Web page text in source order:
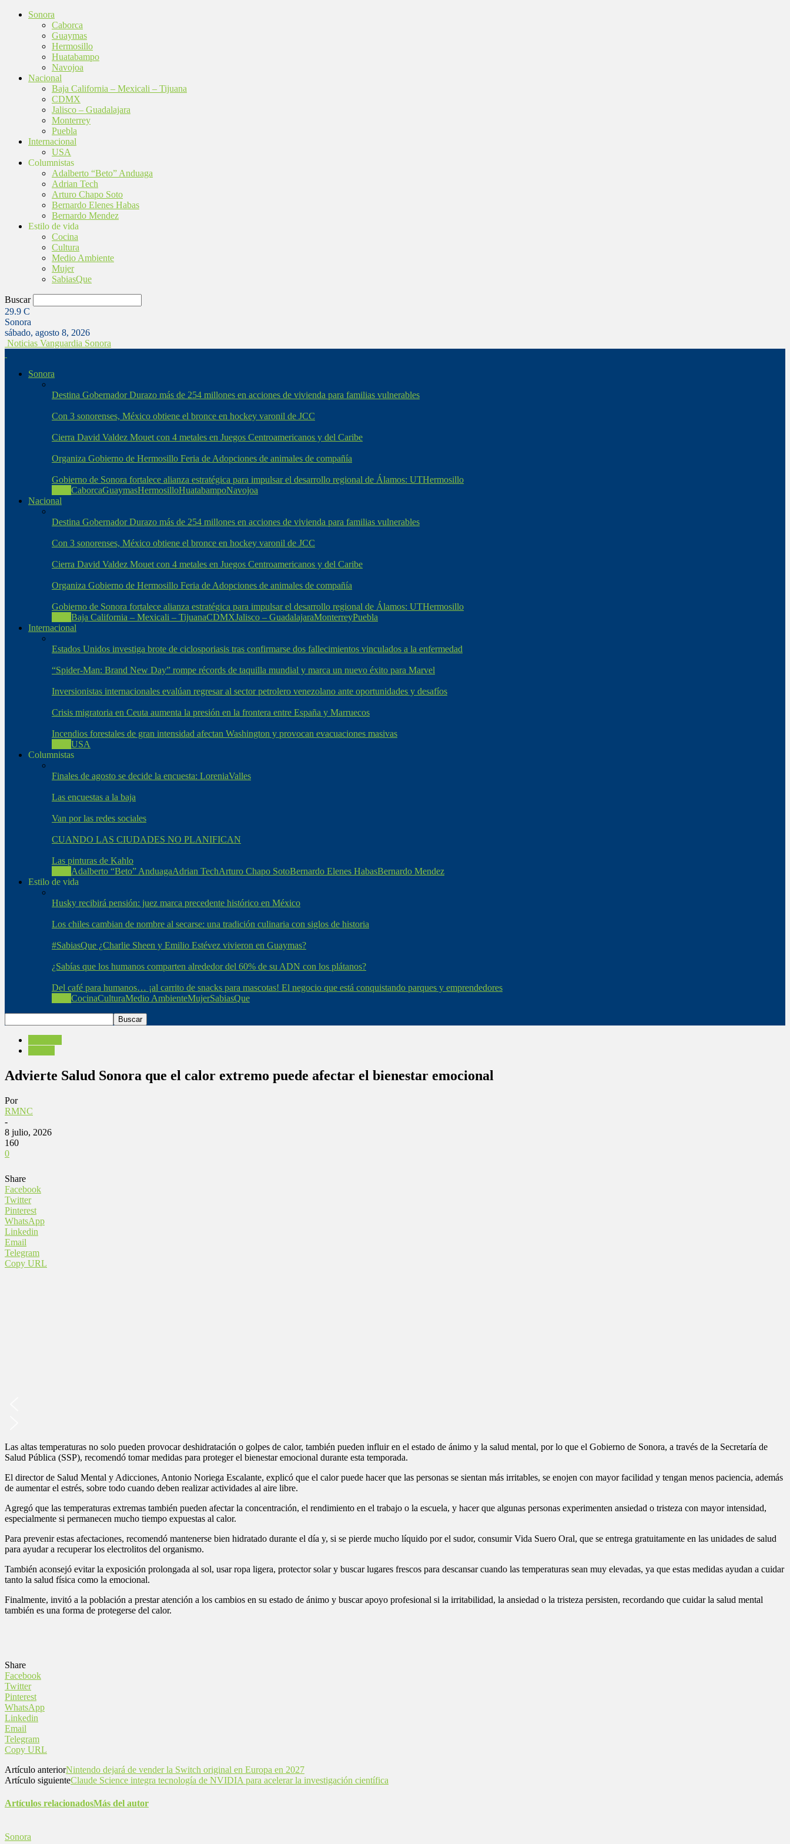
Sonora
Caborca
Guaymas
Hermosillo
Huatabampo
Navojoa
Nacional
Baja California – Mexicali – Tijuana
CDMX
Jalisco – Guadalajara
Monterrey
Puebla
Internacional
USA
Columnistas
Adalberto “Beto” Anduaga
Adrian Tech
Arturo Chapo Soto
Bernardo Elenes Habas
Bernardo Mendez
Estilo de vida
Cocina
Cultura
Medio Ambiente
Mujer
SabiasQue
Buscar
29.9 C
Sonora
sábado, agosto 8, 2026
Noticias Vanguardia Sonora
Sonora
Destina Gobernador Durazo más de 254 millones en acciones de vivienda para familias vulnerables
Con 3 sonorenses, México obtiene el bronce en hockey varonil de JCC
Cierra David Valdez Mouet con 4 metales en Juegos Centroamericanos y del Caribe
Organiza Gobierno de Hermosillo Feria de Adopciones de animales de compañía
Gobierno de Sonora fortalece alianza estratégica para impulsar el desarrollo regional de Álamos: UTHermosillo
CaborcaGuaymasHermosilloHuatabampoNavojoa
Nacional
Destina Gobernador Durazo más de 254 millones en acciones de vivienda para familias vulnerables
Con 3 sonorenses, México obtiene el bronce en hockey varonil de JCC
Cierra David Valdez Mouet con 4 metales en Juegos Centroamericanos y del Caribe
Organiza Gobierno de Hermosillo Feria de Adopciones de animales de compañía
Gobierno de Sonora fortalece alianza estratégica para impulsar el desarrollo regional de Álamos: UTHermosillo
Baja California – Mexicali – TijuanaCDMXJalisco – GuadalajaraMonterreyPuebla
Internacional
Estados Unidos investiga brote de ciclosporiasis tras confirmarse dos fallecimientos vinculados a la enfermedad
“Spider-Man: Brand New Day” rompe récords de taquilla mundial y marca un nuevo éxito para Marvel
Inversionistas internacionales evalúan regresar al sector petrolero venezolano ante oportunidades y desafíos
Crisis migratoria en Ceuta aumenta la presión en la frontera entre España y Marruecos
Incendios forestales de gran intensidad afectan Washington y provocan evacuaciones masivas
USA
Columnistas
Finales de agosto se decide la encuesta: LoreniaValles
Las encuestas a la baja
Van por las redes sociales
CUANDO LAS CIUDADES NO PLANIFICAN
Las pinturas de Kahlo
Adalberto “Beto” AnduagaAdrian TechArturo Chapo SotoBernardo Elenes HabasBernardo Mendez
Estilo de vida
Husky recibirá pensión: juez marca precedente histórico en México
Los chiles cambian de nombre al secarse: una tradición culinaria con siglos de historia
#SabiasQue ¿Charlie Sheen y Emilio Estévez vivieron en Guaymas?
¿Sabías que los humanos comparten alrededor del 60% de su ADN con los plátanos?
Del café para humanos… ¡al carrito de snacks para mascotas! El negocio que está conquistando parques y emprendedores
CocinaCulturaMedio AmbienteMujerSabiasQue
Advierte Salud Sonora que el calor extremo puede afectar el bienestar emocional
Por
RMNC
-
8 julio, 2026
160
0
Share
Facebook
Twitter
Pinterest
WhatsApp
Linkedin
Email
Telegram
Copy URL
Las altas temperaturas no solo pueden provocar deshidratación o golpes de calor, también pueden influir en el estado de ánimo y la salud mental, por lo que el Gobierno de Sonora, a través de la Secretaría de
Salud Pública (SSP), recomendó tomar medidas para proteger el bienestar emocional durante esta temporada.
El director de Salud Mental y Adicciones, Antonio Noriega Escalante, explicó que el calor puede hacer que las personas se sientan más irritables, se enojen con mayor facilidad y tengan menos paciencia, además
de aumentar el estrés, sobre todo cuando deben realizar actividades al aire libre.
Agregó que las temperaturas extremas también pueden afectar la concentración, el rendimiento en el trabajo o la escuela, y hacer que algunas personas experimenten ansiedad o tristeza con mayor intensidad,
especialmente si permanecen mucho tiempo expuestas al calor.
Para prevenir estas afectaciones, recomendó mantenerse bien hidratado durante el día y, si se pierde mucho líquido por el sudor, consumir Vida Suero Oral, que se entrega gratuitamente en las unidades de salud
para ayudar a recuperar los electrolitos del organismo.
También aconsejó evitar la exposición prolongada al sol, usar ropa ligera, protector solar y buscar lugares frescos para descansar cuando las temperaturas sean muy elevadas, ya que estas medidas ayudan a cuidar
tanto la salud física como la emocional.
Finalmente, invitó a la población a prestar atención a los cambios en su estado de ánimo y buscar apoyo profesional si la irritabilidad, la ansiedad o la tristeza persisten, recordando que cuidar la salud mental
también es una forma de protegerse del calor.
Share
Facebook
Twitter
Pinterest
WhatsApp
Linkedin
Email
Telegram
Copy URL
Artículo anteriorNintendo dejará de vender la Switch original en Europa en 2027
Artículo siguienteClaude Science integra tecnología de NVIDIA para acelerar la investigación científica
Artículos relacionadosMás del autor
Sonora